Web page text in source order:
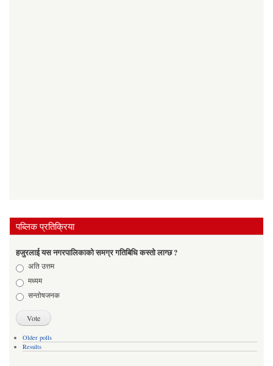
पब्लिक प्रतिक्रिया
हजुरलाई यस नगरपालिकाको समग्र गतिबिधि कस्तो लाग्छ ?
Choicesअति उत्तम
मध्यम
सन्तोषजनक
Older polls
Results